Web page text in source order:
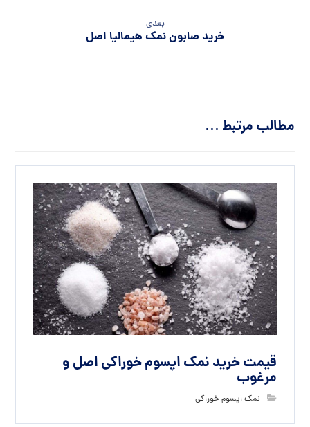
بعدی
خرید صابون نمک هیمالیا اصل
مطالب مرتبط ...
قیمت خرید نمک اپسوم خوراکی اصل و
مرغوب
نمک اپسوم خوراکی